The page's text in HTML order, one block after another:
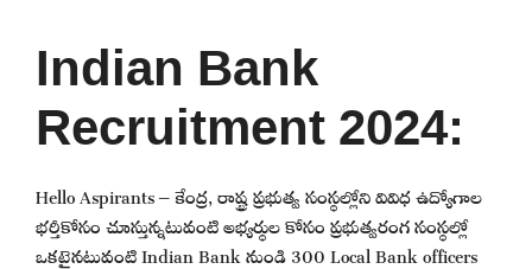
Indian Bank
Recruitment 2024:
Hello Aspirants – కేంద్ర, రాష్ట్ర ప్రభుత్వ సంస్థల్లోని వివిధ ఉద్యోగాల
భర్తీకోసం చూస్తున్నటువంటి అభ్యర్థుల కోసం ప్రభుత్వరంగ సంస్థల్లో
ఒకటైనటువంటి Indian Bank నుండి 300 Local Bank officers